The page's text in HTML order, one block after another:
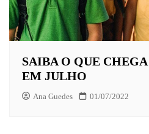
SAIBA O QUE
EM JULHO
Ana Guedes 01/07/2022